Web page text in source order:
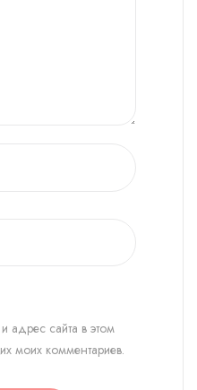
адрес сайта в этом
моих комментариев.